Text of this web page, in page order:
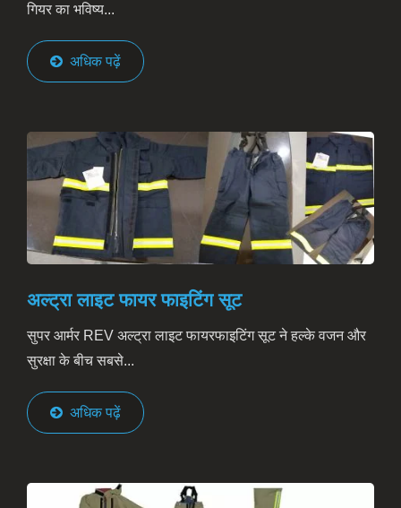
गियर का भविष्य...
अधिक पढ़ें
अल्ट्रा लाइट फायर फाइटिंग सूट
सुपर आर्मर REV अल्ट्रा लाइट फायरफाइटिंग सूट ने हल्के वजन और
सुरक्षा के बीच सबसे...
अधिक पढ़ें